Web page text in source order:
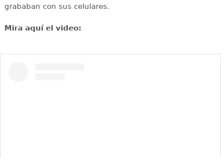
grababan con sus celulares.
Mira aquí el video: